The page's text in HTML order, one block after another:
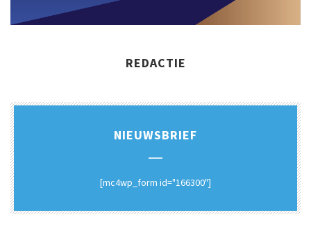
REDACTIE
NIEUWSBRIEF
[mc4wp_form id="166300"]